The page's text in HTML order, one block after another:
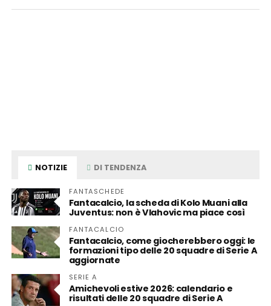
NOTIZIE DI TENDENZA
FANTASCHEDE
Fantacalcio, la scheda di Kolo Muani alla
Juventus: non è Vlahovic ma piace così
FANTACALCIO
Fantacalcio, come giocherebbero oggi: le
formazioni tipo delle 20 squadre di Serie A
aggiornate
SERIE A
Amichevoli estive 2026: calendario e
risultati delle 20 squadre di Serie A